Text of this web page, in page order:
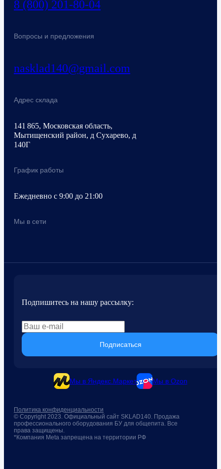
8 (800) 201-80-04
Вопросы и предложения
nasklad140@gmail.com
Адрес склада
141 865, Московская область,
Мытищенский район, д Сухарево, д
140Г
График работы
Ежедневно с 9:00 до 21:00
Мы в сети
Подпишитесь на нашу рассылку:
Подписаться
Мы в Яндекс.Маркет Мы в Ozon
© Copyright 2023. Официальный сайт SKLAD140. Продажа
профессионального оборудования БУ для общепита. Все
права защищены.
*Компания Meta запрещена на территории РФ
Политика конфиденциальности